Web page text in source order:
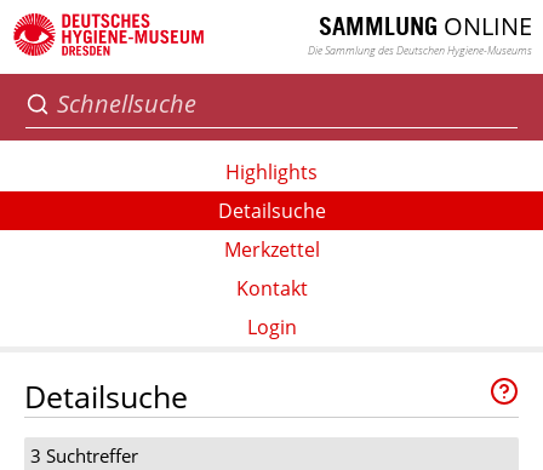
SAMMLUNG ONLINE
Die Sammlung des Deutschen Hygiene-Museums
Highlights
Detailsuche
Merkzettel
Kontakt
Login
Detailsuche
3 Suchtreffer